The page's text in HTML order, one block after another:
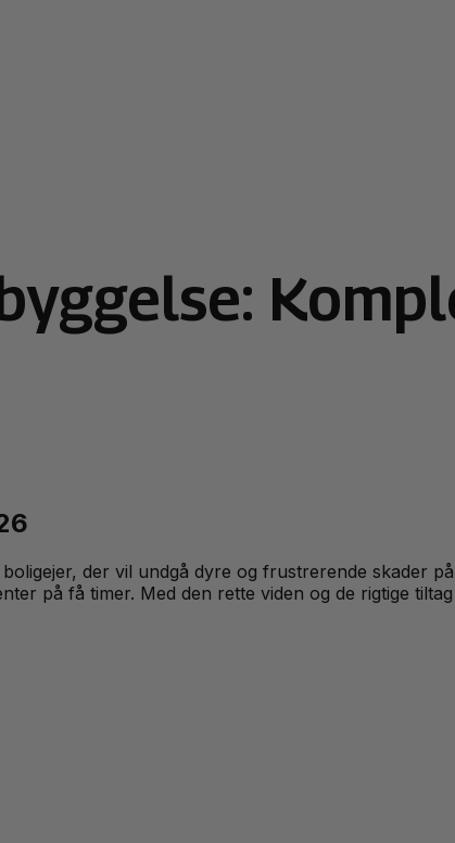
der vil undgå dyre og frustrerende skader
på få timer. Med den rette viden og de rigtige